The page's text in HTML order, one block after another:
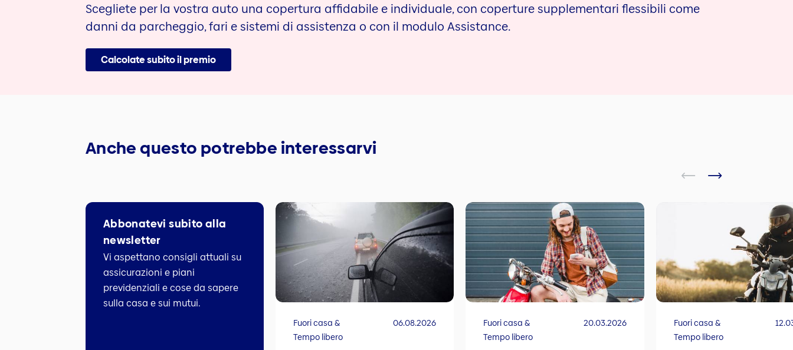
Scegliete per la vostra auto una copertura affidabile e individuale, con coperture supplementari flessibili come
danni da parcheggio, fari e sistemi di assistenza o con il modulo Assistance.
Calcolate subito il premio
Anche questo potrebbe interessarvi
Abbonatevi subito alla
newsletter
Vi aspettano consigli attuali su
assicurazioni e piani
previdenziali e cose da sapere
sulla casa e sui mutui.
Fuori casa &
Tempo libero
06.08.2026
Fuori casa &
Tempo libero
20.03.2026
Fuori casa &
Tempo libero